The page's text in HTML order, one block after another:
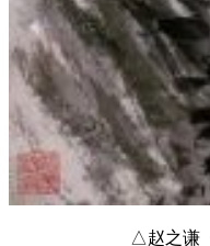
△赵之谦